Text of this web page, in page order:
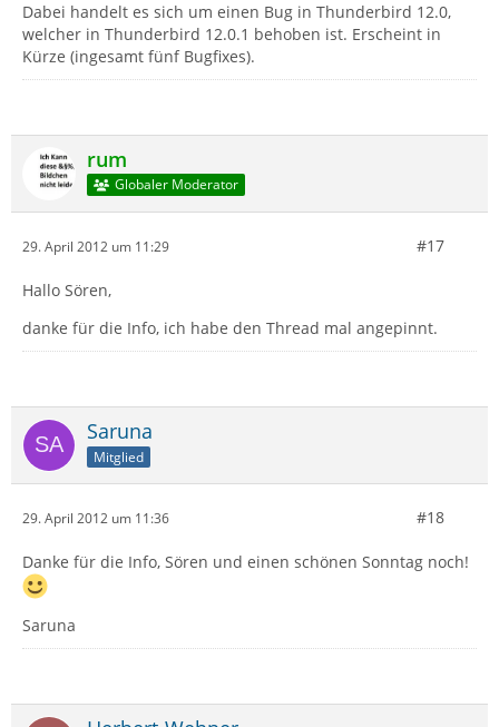
Dabei handelt es sich um einen Bug in Thunderbird 12.0,
welcher in Thunderbird 12.0.1 behoben ist. Erscheint in
Kürze (ingesamt fünf Bugfixes).
rum
Globaler Moderator
29. April 2012 um 11:29 #17
Hallo Sören,
danke für die Info, ich habe den Thread mal angepinnt.
Saruna
Mitglied
29. April 2012 um 11:36 #18
Danke für die Info, Sören und einen schönen Sonntag noch!
Saruna